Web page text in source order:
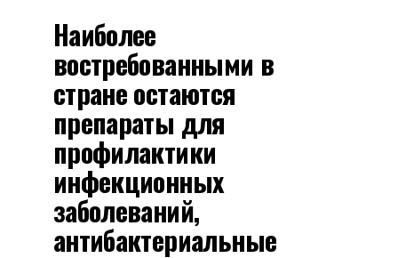
Наиболее
востребованными в
стране остаются
препараты для
профилактики
инфекционных
заболеваний,
антибактериальные